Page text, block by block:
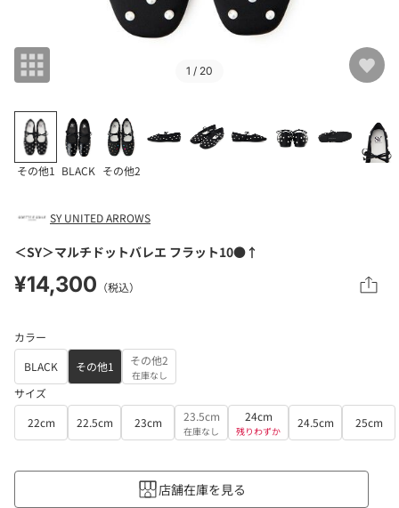
1 / 20
その他1 BLACK その他2
SY UNITED ARROWS
＜SY＞マルチドットバレエ フラット10●↑
¥14,300 （税込）
カラー
BLACK
その他1 その他2
在庫なし
サイズ
22cm
22.5cm 23cm 23.5cm
在庫なし
24cm
残りわずか
24.5cm 25cm
店舗在庫を見る